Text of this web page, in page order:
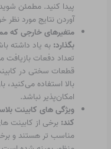
پیدا کنید. مطمئن
آوردن نتایج مورد نظر
متغیرهای خارجی که
بگذارد: به یاد داشته
تعداد دفعات بازیافت
قطعات سختی در
بالا استفاده
امکان‌پذیر نباشد.
ویژگی های کابینت
کند: برخی از کابینت
مناسب تر هستند و